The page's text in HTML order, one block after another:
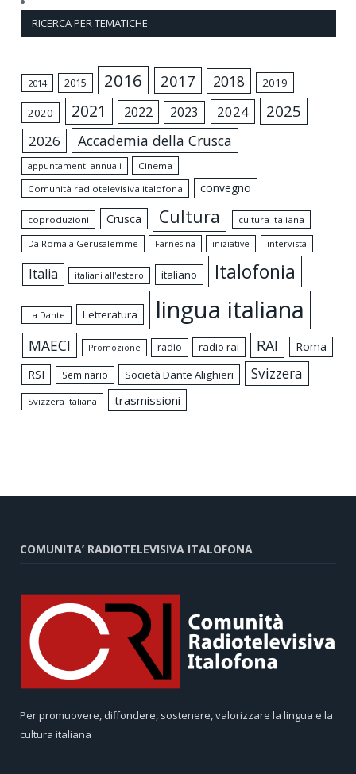
RICERCA PER TEMATICHE
2014 2015 2016 2017 2018 2019
2020 2021 2022 2023 2024 2025
2026 Accademia della Crusca
appuntamenti annuali
Cinema
Comunità radiotelevisiva italofona
convegno
coproduzioni Crusca Cultura
cultura Italiana
Da Roma a Gerusalemme
Farnesina iniziative intervista
Italia italiani all'estero italiano Italofonia
La Dante Letteratura lingua italiana
MAECI Promozione radio radio rai RAI
Roma
RSI
Seminario Società Dante Alighieri Svizzera
Svizzera italiana trasmissioni
COMUNITA’ RADIOTELEVISIVA ITALOFONA
Per promuovere, diffondere, sostenere, valorizzare la lingua e la
cultura italiana